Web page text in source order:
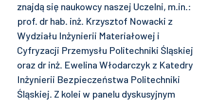
znajdą się naukowcy naszej Uczelni, m.in.:
prof. dr hab. inż. Krzysztof Nowacki z
Wydziału Inżynierii Materiałowej i
Cyfryzacji Przemysłu Politechniki Śląskiej
oraz dr inż. Ewelina Włodarczyk z Katedry
Inżynierii Bezpieczeństwa Politechniki
Śląskiej. Z kolei w panelu dyskusyjnym